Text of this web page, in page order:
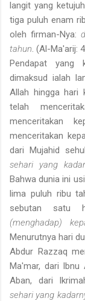
langit yang
tiga puluh enam
oleh firman-Nya:
tahun . (Al-Ma'arij:
Pendapat yang
dimaksud ialah
Allah hingga hari
telah
menceritakan
menceritakan
dari Mujahid
sehari yang
Bahwa dunia ini
lima puluh ribu
sebutan satu
(menghadap)
Menurutnya hari
Abdur Razzaq
Ma'mar, dari Ibnu
Aban, dari
sehari yang